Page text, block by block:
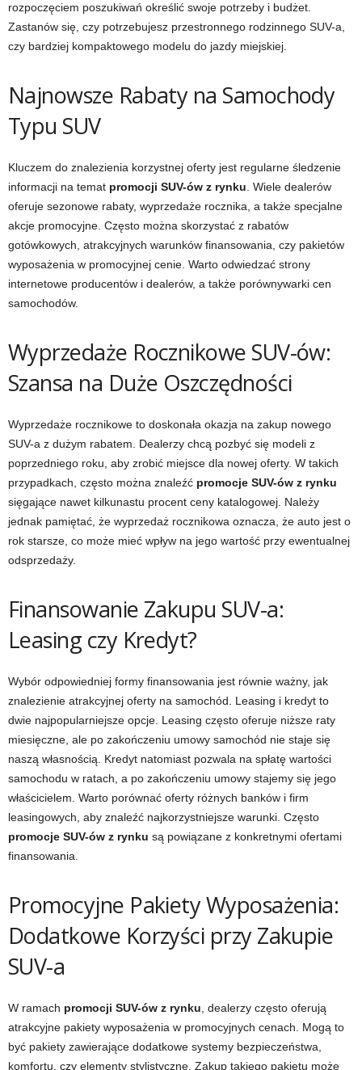
rozpoczęciem poszukiwań określić swoje potrzeby i budżet.
Zastanów się, czy potrzebujesz przestronnego rodzinnego SUV-a,
czy bardziej kompaktowego modelu do jazdy miejskiej.
Najnowsze Rabaty na Samochody
Typu SUV
Kluczem do znalezienia korzystnej oferty jest regularne śledzenie
informacji na temat promocji SUV-ów z rynku . Wiele dealerów
oferuje sezonowe rabaty, wyprzedaże rocznika, a także specjalne
akcje promocyjne. Często można skorzystać z rabatów
gotówkowych, atrakcyjnych warunków finansowania, czy pakietów
wyposażenia w promocyjnej cenie. Warto odwiedzać strony
internetowe producentów i dealerów, a także porównywarki cen
samochodów.
Wyprzedaże Rocznikowe SUV-ów:
Szansa na Duże Oszczędności
Wyprzedaże rocznikowe to doskonała okazja na zakup nowego
SUV-a z dużym rabatem. Dealerzy chcą pozbyć się modeli z
poprzedniego roku, aby zrobić miejsce dla nowej oferty. W takich
przypadkach, często można znaleźć promocje SUV-ów z rynku
sięgające nawet kilkunastu procent ceny katalogowej. Należy
jednak pamiętać, że wyprzedaż rocznikowa oznacza, że auto jest o
rok starsze, co może mieć wpływ na jego wartość przy ewentualnej
odsprzedaży.
Finansowanie Zakupu SUV-a:
Leasing czy Kredyt?
Wybór odpowiedniej formy finansowania jest równie ważny, jak
znalezienie atrakcyjnej oferty na samochód. Leasing i kredyt to
dwie najpopularniejsze opcje. Leasing często oferuje niższe raty
miesięczne, ale po zakończeniu umowy samochód nie staje się
naszą własnością. Kredyt natomiast pozwala na spłatę wartości
samochodu w ratach, a po zakończeniu umowy stajemy się jego
właścicielem. Warto porównać oferty różnych banków i firm
leasingowych, aby znaleźć najkorzystniejsze warunki. Często
promocje SUV-ów z rynku są powiązane z konkretnymi ofertami
finansowania.
Promocyjne Pakiety Wyposażenia:
Dodatkowe Korzyści przy Zakupie
SUV-a
W ramach promocji SUV-ów z rynku , dealerzy często oferują
atrakcyjne pakiety wyposażenia w promocyjnych cenach. Mogą to
być pakiety zawierające dodatkowe systemy bezpieczeństwa,
komfortu, czy elementy stylistyczne. Zakup takiego pakietu może